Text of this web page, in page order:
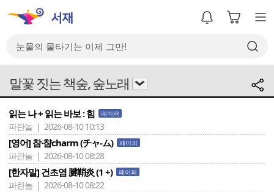
말꽃 짓는 책숲, 숲노래
읽는 나 + 읽는 바보 : 힘 페이퍼
파란놀 | 2026-08-10 10:13
[영어] 참·챰charm (チャ-ム) 페이퍼
파란놀 | 2026-08-10 08:28
[한자말] 건초염 腱鞘炎 (1 +) 페이퍼
파란놀 | 2026-08-10 08:22